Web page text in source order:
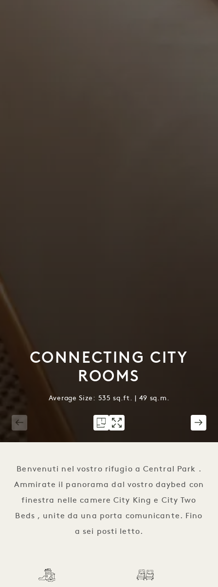
CONNECTING CITY
ROOMS
Average Size: 535 sq.ft. | 49 sq.m.
Benvenuti nel vostro rifugio a Central Park .
Ammirate il panorama dal vostro daybed con
finestra nelle camere City King e City Two
Beds , unite da una porta comunicante. Fino
a sei posti letto.